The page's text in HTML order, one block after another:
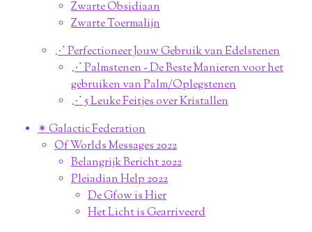
Zwarte Obsidiaan
Zwarte Toermalijn
⋰ Perfectioneer Jouw Gebruik van Edelstenen
⋰ Palmstenen - De Beste Manieren voor het
gebruiken van Palm/Oplegstenen
⋰ 5 Leuke Feitjes over Kristallen
✴︎ Galactic Federation
Of Worlds Messages 2022
Belangrijk Bericht 2022
Pleiadian Help 2022
De Gfow is Hier
Het Licht is Gearriveerd